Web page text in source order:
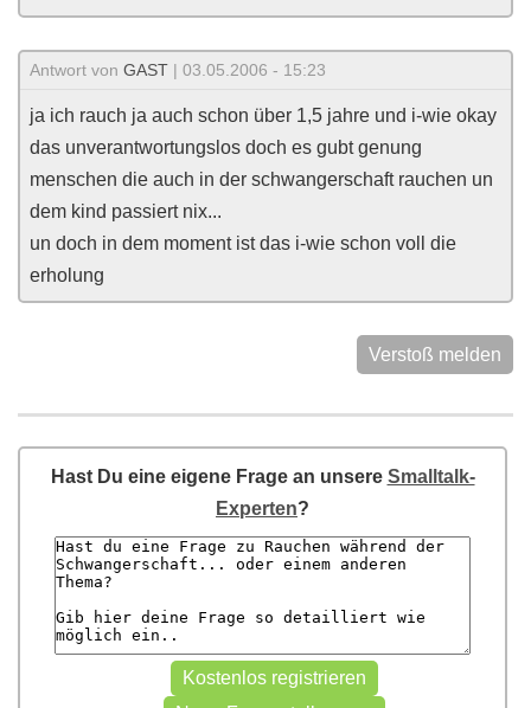
Antwort von GAST | 03.05.2006 - 15:23
ja ich rauch ja auch schon über 1,5 jahre und i-wie okay
das unverantwortungslos doch es gubt genung
menschen die auch in der schwangerschaft rauchen un
dem kind passiert nix...
un doch in dem moment ist das i-wie schon voll die
erholung
Verstoß melden
Hast Du eine eigene Frage an unsere Smalltalk-
Experten?